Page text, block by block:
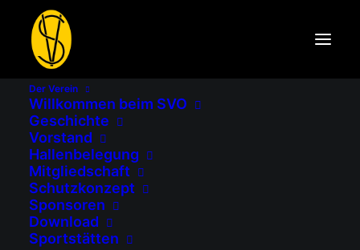
Der Verein
Willkommen beim SVO
Geschichte
Vorstand
Hallenbelegung
Mitgliedschaft
Schutzkonzept
Sponsoren
Download
Sportstätten
UHRZEIT